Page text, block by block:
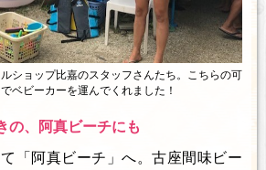
ショップ比嘉のスタッフさんたち。こちらの可
ベビーカーを運んでくれました！
の、阿真ビーチにも
「阿真ビーチ」へ。古座間味ビー